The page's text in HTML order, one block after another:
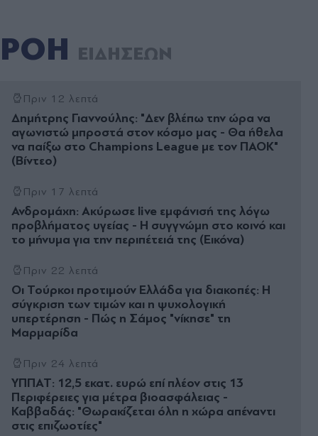
ΡΟΗ ΕΙΔΗΣΕΩΝ
Πριν 12 λεπτά
Δημήτρης Γιαννούλης: "Δεν βλέπω την ώρα να
αγωνιστώ μπροστά στον κόσμο μας - Θα ήθελα
να παίξω στο Champions League με τον ΠΑΟΚ"
(Βίντεο)
Πριν 17 λεπτά
Ανδρομάχη: Ακύρωσε live εμφάνισή της λόγω
προβλήματος υγείας - Η συγγνώμη στο κοινό και
το μήνυμα για την περιπέτειά της (Εικόνα)
Πριν 22 λεπτά
Οι Τούρκοι προτιμούν Ελλάδα για διακοπές: Η
σύγκριση των τιμών και η ψυχολογική
υπερτέρηση - Πώς η Σάμος "νίκησε" τη
Μαρμαρίδα
Πριν 24 λεπτά
ΥΠΠΑΤ: 12,5 εκατ. ευρώ επί πλέον στις 13
Περιφέρειες για μέτρα βιοασφάλειας -
Καββαδάς: "Θωρακίζεται όλη η χώρα απέναντι
στις επιζωοτίες"